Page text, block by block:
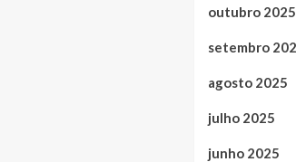
outubro 2025
setembro
agosto 2025
julho 2025
junho 2025